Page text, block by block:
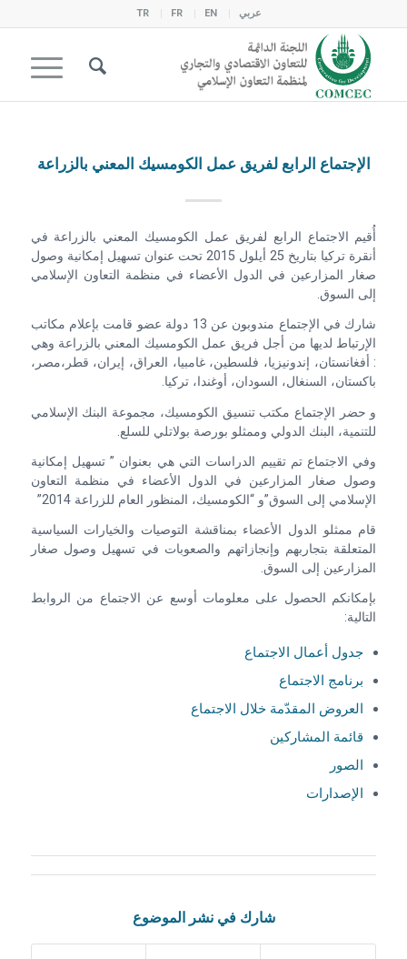
عربي EN
FR
TR
الإجتماع الرابع لفريق عمل الكومسيك المعني بالزراعة
أُقيم الاجتماع الرابع لفريق عمل الكومسيك المعني بالزراعة في
أنقرة تركيا بتاريخ 25 أيلول 2015 تحت عنوان تسهيل إمكانية وصول
صغار المزارعين في الدول الأعضاء في منظمة التعاون الإسلامي
إلى السوق.
شارك في الإجتماع مندوبون عن 13 دولة عضو قامت بإعلام مكاتب
الإرتباط لديها من أجل فريق عمل الكومسيك المعني بالزراعة وهي
: أفغانستان، إندونيزيا، فلسطين، غامبيا، العراق، إيران، قطر،مصر،
باكستان، السنغال، السودان، أوغندا، تركيا.
و حضر الإجتماع مكتب تنسيق الكومسيك، مجموعة البنك الإسلامي
للتنمية، البنك الدولي وممثلو بورصة بولاتلي للسلع.
وفي الاجتماع تم تقييم الدراسات التي هي بعنوان ” تسهيل إمكانية
وصول صغار المزارعين في الدول الأعضاء في منظمة التعاون
الإسلامي إلى السوق”و “الكومسيك، المنظور العام للزراعة 2014”
قام ممثلو الدول الأعضاء بمناقشة التوصيات والخيارات السياسية
المتعلقة بتجاربهم وإنجازاتهم والصعوبات في تسهيل وصول صغار
المزارعين إلى السوق.
بإمكانكم الحصول على معلومات أوسع عن الاجتماع من الروابط
التالية:
جدول أعمال الاجتماع
برنامج الاجتماع
العروض المقدّمة خلال الاجتماع
قائمة المشاركين
الصور
الإصدارات
شارك في نشر الموضوع